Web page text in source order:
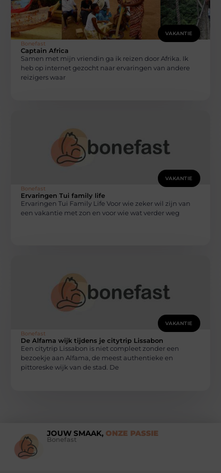
VAKANTIE
Bonefast
Captain Africa
Samen met mijn vriendin ga ik reizen door Afrika. Ik
heb op internet gezocht naar ervaringen van andere
reizigers waar
VAKANTIE
Bonefast
Ervaringen Tui family life
Ervaringen Tui Family Life Voor wie zeker wil zijn van
een vakantie met zon en voor wie wat verder weg
VAKANTIE
Bonefast
De Alfama wijk tijdens je citytrip Lissabon
Een citytrip Lissabon is niet compleet zonder een
bezoekje aan Alfama, de meest authentieke en
pittoreske wijk van de stad. De
JOUW SMAAK, ONZE PASSIE
Bonefast